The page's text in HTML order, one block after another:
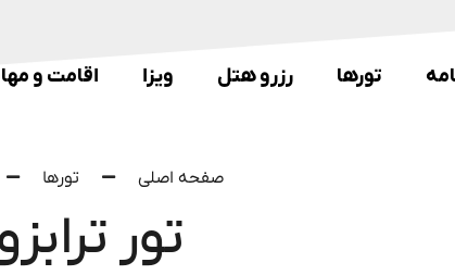
تورها رزرو هتل ویزا اقامت و
صفحه اصلی تورها
تور